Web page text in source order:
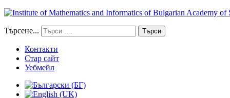
Търсене... Търси
Контакти
Стар сайт
Уебмейл